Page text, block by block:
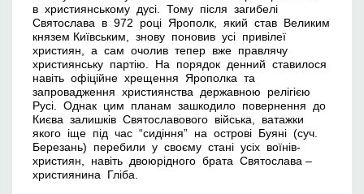
в християнському дусі. Тому після загибелі
Святослава в 972 році Ярополк, який став Великим
князем Київським, знову поновив усі привілеї
християн, а сам очолив тепер вже правлячу
християнську партію. На порядок денний ставилося
навіть офіційне хрещення Ярополка та
запровадження християнства державною релігією
Русі. Однак цим планам зашкодило повернення до
Києва залишків Святославового війська, ватажки
якого іще під час “сидіння” на острові Буяні (суч.
Березань) перебили у своєму стані усіх воїнів-
християн, навіть двоюрідного брата Святослава –
християнина Гліба.